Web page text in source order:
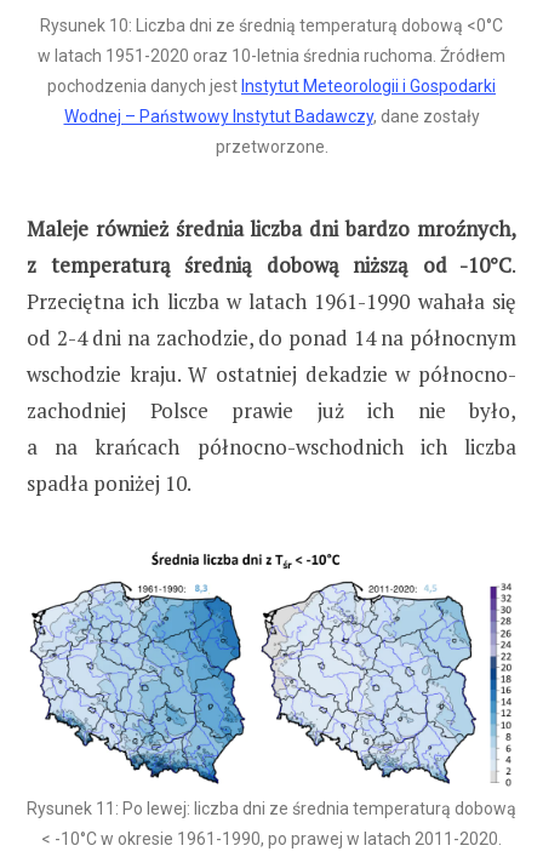
Rysunek 10: Liczba dni ze średnią temperaturą dobową <0°C
w latach 1951-2020 oraz 10-letnia średnia ruchoma. Źródłem
pochodzenia danych jest Instytut Meteorologii i Gospodarki
Wodnej – Państwowy Instytut Badawczy, dane zostały
przetworzone.
Maleje również średnia liczba dni bardzo mroźnych,
z temperaturą średnią dobową niższą od -10°C.
Przeciętna ich liczba w latach 1961-1990 wahała się
od 2-4 dni na zachodzie, do ponad 14 na północnym
wschodzie kraju. W ostatniej dekadzie w północno-
zachodniej Polsce prawie już ich nie było,
a na krańcach północno-wschodnich ich liczba
spadła poniżej 10.
Rysunek 11: Po lewej: liczba dni ze średnia temperaturą dobową
< -10°C w okresie 1961-1990, po prawej w latach 2011-2020.